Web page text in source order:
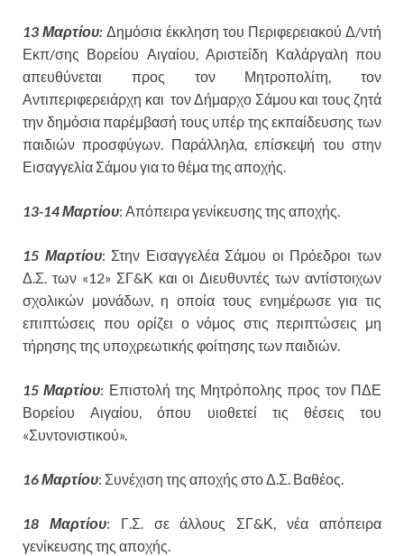
13 Μαρτίου:Δημόσια έκκληση του Περιφερειακού Δ/ντή
Εκπ/σης Βορείου Αιγαίου, Αριστείδη Καλάργαλη που
απευθύνεται προς τον Μητροπολίτη, τον
Αντιπεριφερειάρχη και τον Δήμαρχο Σάμου και τους ζητά
την δημόσια παρέμβασή τους υπέρ της εκπαίδευσης των
παιδιών προσφύγων. Παράλληλα, επίσκεψή του στην
Εισαγγελία Σάμου για το θέμα της αποχής.
13-14 Μαρτίου: Απόπειρα γενίκευσης της αποχής.
15 Μαρτίου: Στην Εισαγγελέα Σάμου οι Πρόεδροι των
Δ.Σ. των «12» ΣΓ&Κ και οι Διευθυντές των αντίστοιχων
σχολικών μονάδων, η οποία τους ενημέρωσε για τις
επιπτώσεις που ορίζει ο νόμος στις περιπτώσεις μη
τήρησης της υποχρεωτικής φοίτησης των παιδιών.
15 Μαρτίου: Επιστολή της Μητρόπολης προς τον ΠΔΕ
Βορείου Αιγαίου, όπου υιοθετεί τις θέσεις του
«Συντονιστικού».
16 Μαρτίου: Συνέχιση της αποχής στο Δ.Σ. Βαθέος.
18 Μαρτίου: Γ.Σ. σε άλλους ΣΓ&Κ, νέα απόπειρα
γενίκευσης της αποχής.